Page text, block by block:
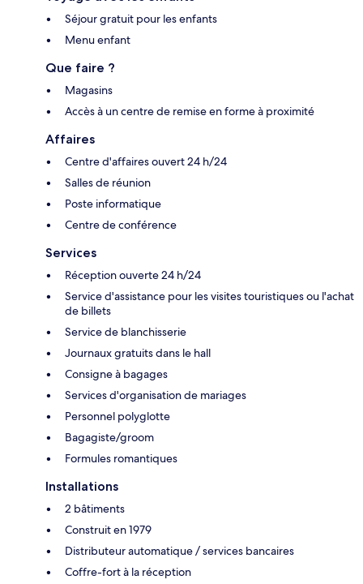
Séjour gratuit pour les enfants
Menu enfant
Que faire ?
Magasins
Accès à un centre de remise en forme à proximité
Affaires
Centre d'affaires ouvert 24 h/24
Salles de réunion
Poste informatique
Centre de conférence
Services
Réception ouverte 24 h/24
Service d'assistance pour les visites touristiques ou l'achat
de billets
Service de blanchisserie
Journaux gratuits dans le hall
Consigne à bagages
Services d'organisation de mariages
Personnel polyglotte
Bagagiste/groom
Formules romantiques
Installations
2 bâtiments
Construit en 1979
Distributeur automatique / services bancaires
Coffre-fort à la réception